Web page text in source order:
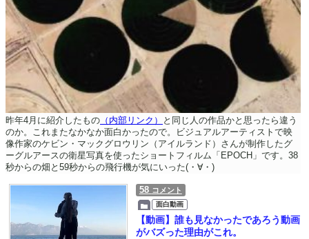
昨年4月に紹介したもの （内部リンク）
と同じ人の作品かと思ったら違う
のか。これまたなかなか面白かったので。ビジュアルアーティストで映
像作家のケビン・マックグロウリン（アイルランド）さんが制作したグ
ーグルアースの衛星写真を使ったショートフィルム「EPOCH」です。38
秒からの畑と59秒からの飛行機が気にいった(・∀・)
58 コメント
面白動画
【動画】誰も見なかったであろう動画
がバズった理由がこれ。